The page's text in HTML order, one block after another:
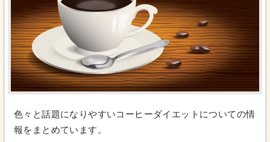
色々と話題になりやすいコーヒーダイエットについての情
報をまとめています。